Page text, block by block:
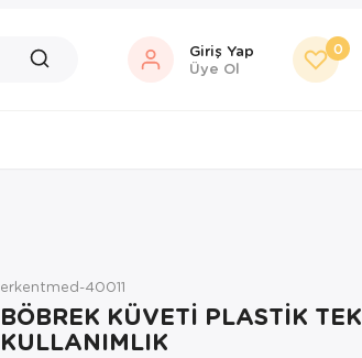
Giriş Yap
Üye Ol
0
erkentmed-40011
BÖBREK KÜVETİ PLASTİK TEK
KULLANIMLIK